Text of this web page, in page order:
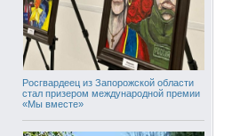
Росгвардеец из Запорожской области
стал призером международной премии
«Мы вместе»